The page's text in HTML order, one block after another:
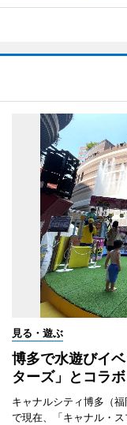
見る・遊ぶ
博多で水遊びイ
ターズ」とコラボ
キャナルシティ博多（
で現在、「キャナル・